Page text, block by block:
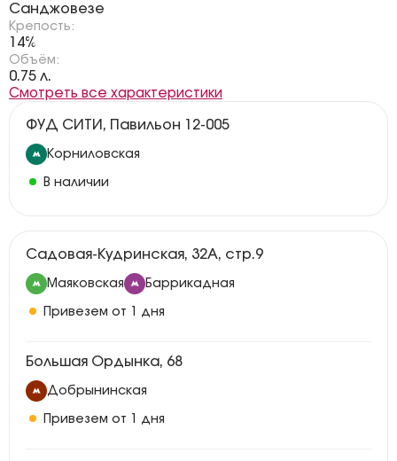
Санджовезе
Крепость:
14%
Объём:
0.75 л.
Смотреть все характеристики
ФУД СИТИ, Павильон 12-005
Корниловская
В наличии
Садовая-Кудринская, 32А, стр.9
Маяковская Баррикадная
Привезем от 1 дня
Большая Ордынка, 68
Добрынинская
Привезем от 1 дня